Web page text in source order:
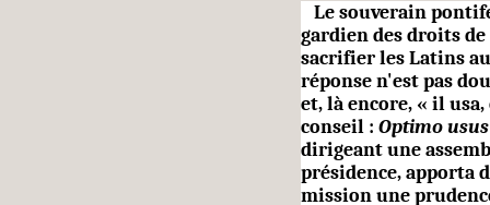
Le souverain
gardien des droits
sacrifier les Latins
réponse n'est pas
et, là encore, « il
conseil : Optimo
dirigeant une
présidence, apporta
mis­sion une